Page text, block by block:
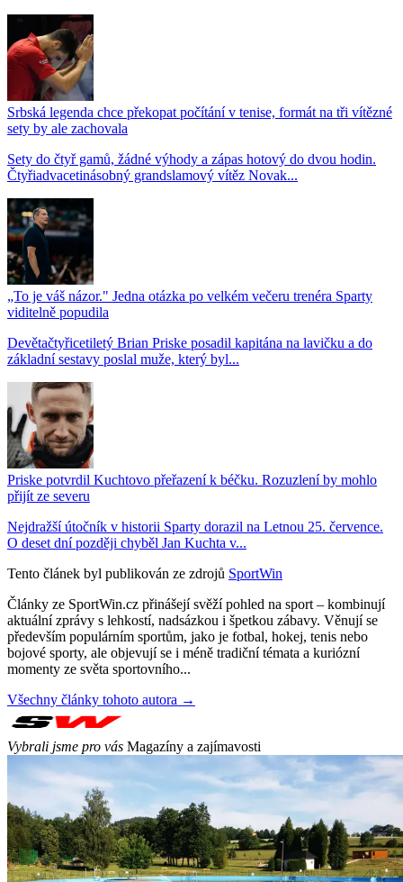
Srbská legenda chce překopat počítání v tenise, formát na tři vítězné
sety by ale zachovala
Sety do čtyř gamů, žádné výhody a zápas hotový do dvou hodin.
Čtyřiadvacetinásobný grandslamový vítěz Novak...
„To je váš názor." Jedna otázka po velkém večeru trenéra Sparty
viditelně popudila
Devětačtyřicetiletý Brian Priske posadil kapitána na lavičku a do
základní sestavy poslal muže, který byl...
Priske potvrdil Kuchtovo přeřazení k béčku. Rozuzlení by mohlo
přijít ze severu
Nejdražší útočník v historii Sparty dorazil na Letnou 25. července.
O deset dní později chyběl Jan Kuchta v...
Tento článek byl publikován ze zdrojů SportWin
Články ze SportWin.cz přinášejí svěží pohled na sport – kombinují
aktuální zprávy s lehkostí, nadsázkou i špetkou zábavy. Věnují se
především populárním sportům, jako je fotbal, hokej, tenis nebo
bojové sporty, ale objevují se i méně tradiční témata a kuriózní
momenty ze světa sportovního...
Všechny články tohoto autora →
Vybrali jsme pro vás Magazíny a zajímavosti